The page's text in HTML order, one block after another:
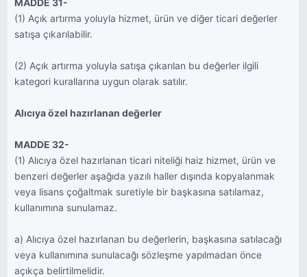
MADDE 31-
(1) Açık artırma yoluyla hizmet, ürün ve diğer ticari değerler
satışa çıkarılabilir.
(2) Açık artırma yoluyla satışa çıkarılan bu değerler ilgili
kategori kurallarına uygun olarak satılır.
Alıcıya özel hazırlanan değerler
MADDE 32-
(1) Alıcıya özel hazırlanan ticari niteliği haiz hizmet, ürün ve
benzeri değerler aşağıda yazılı haller dışında kopyalanmak
veya lisans çoğaltmak suretiyle bir başkasına satılamaz,
kullanımına sunulamaz.
a) Alıcıya özel hazırlanan bu değerlerin, başkasına satılacağı
veya kullanımına sunulacağı sözleşme yapılmadan önce
açıkça belirtilmelidir.